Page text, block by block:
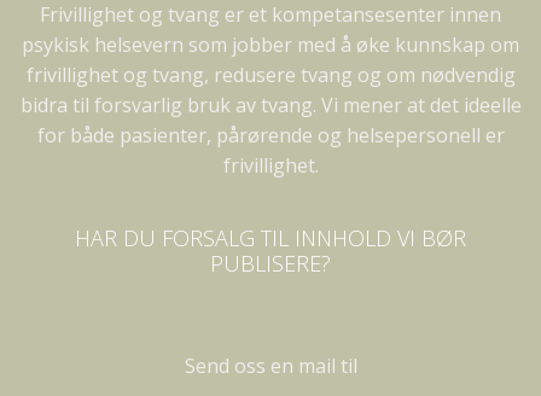
Frivillighet og tvang er et kompetansesenter innen
psykisk helsevern som jobber med å øke kunnskap om
frivillighet og tvang, redusere tvang og om nødvendig
bidra til forsvarlig bruk av tvang. Vi mener at det ideelle
for både pasienter, pårørende og helsepersonell er
frivillighet.
HAR DU FORSALG TIL INNHOLD VI BØR
PUBLISERE?
Send oss en mail til